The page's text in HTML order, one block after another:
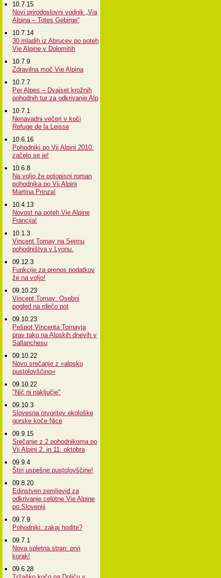
10.7.15
Novi prirodoslovni vodnik „Via
Alpina – Totes Gebirge“
10.7.14
30 mladih iz Abrucev po poteh
Vie Alpine v Dolomitih
10.7.9
Zdravilna moč Vie Alpina
10.7.7
Per Alpes – Dvajset krožnih
pohodnih tur za odkrivanje Alp
10.7.1
Nenavadni večeri v koči
Refuge de la Leisse
10.6.16
Pohodniki po Vii Alpini 2010:
začelo se je!
10.6.8
Na voljo že potopisni roman
pohodnika po Vii Alpini
Martina Prinza!
10.4.13
Novost na poteh Vie Alpine
Francija!
10.1.3
Vincent Tornay na Sejmu
pohodništva v Lyonu.
09.12.3
Funkcije za prenos podatkov
že na voljo!
09.10.23
Vincent Tornay: Osebni
pogled na rdečo pot
09.10.23
Pešpot Vincenta Tornayja
prav tako na Alpskih dnevih v
Sallanchesu
09.10.22
Novo srečanje z «alpsko
pustolovščino»
09.10.22
"Nič ni naključje"
09.10.3
Slovesna otvoritev ekološke
gorske koče Nice
09.9.15
Srečanje z 2 pohodnikoma po
Vii Alpini 2. in 11. oktobra
09.9.4
Štiri uspešne pustolovščine!
09.8.20
Edinstven zemljevid za
odkrivanje celotne Vie Alpine
po Sloveniji
09.7.9
Pohodniki: zakaj hodite?
09.7.1
Nova spletna stran: prvi
korak!
09.6.28